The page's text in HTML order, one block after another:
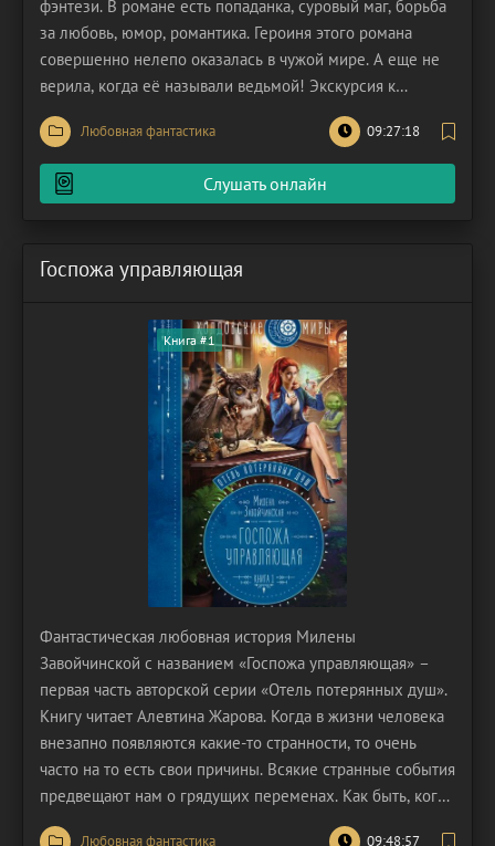
фэнтези. В романе есть попаданка, суровый маг, борьба
за любовь, юмор, романтика. Героиня этого романа
совершенно нелепо оказалась в чужой мире. А еще не
верила, когда её называли ведьмой! Экскурсия к
Вороньему замку привела её в альтернативный мир
прямиком в объятия того самого повелителя Вороньего
замка. Суровый маг, скупой на эмоции, но такой
Любовная фантастика 09:27:18
Слушать онлайн
Госпожа управляющая
Книга #1
Фантастическая любовная история Милены
Завойчинской с названием «Госпожа управляющая» –
первая часть авторской серии «Отель потерянных душ».
Книгу читает Алевтина Жарова. Когда в жизни человека
внезапно появляются какие-то странности, то очень
часто на то есть свои причины. Всякие странные события
предвещают нам о грядущих переменах. Как быть, когда
тебе постоянно мерещится сигнал о спасении в простых
Любовная фантастика 09:48:57